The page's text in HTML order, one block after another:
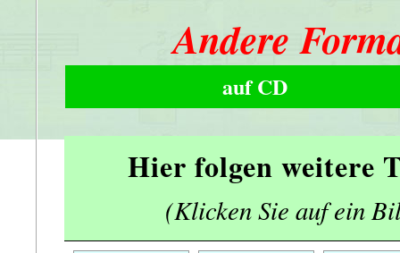
Andere
auf CD
Hier folgen weitere
(Klicken Sie auf ein